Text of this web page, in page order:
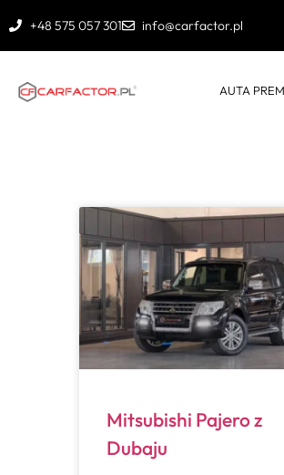
+48 575 057 301 info@carfactor.pl
AUTA
Mitsubishi Pajero z
Dubaju